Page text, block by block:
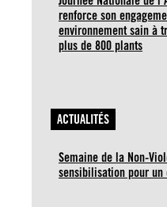
renforce son
environnement sain à
plus de 800 plants
ACTUALITÉS
Semaine de la Non-
sensibilisation pour un